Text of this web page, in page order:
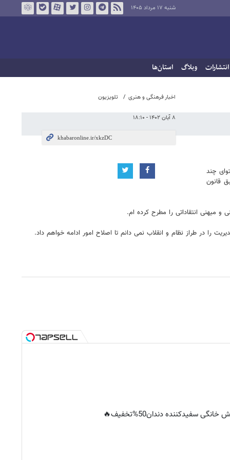
شنبه ۱۷ مرداد ۱۴۰۵
انتشارات وبلاگ استان‌ها
اخبار فرهنگی و هنری تلویزیون
۸ آبان ۱۴۰۲ - ۱۸:۱۰
چند
قانون
انتقاداتی را مطرح کرده ام.
در طراز نظام و انقلاب نمی دانم تا اصلاح امور ادامه خواهم داد.
سفیدکننده دندان50%تخفیف🔥